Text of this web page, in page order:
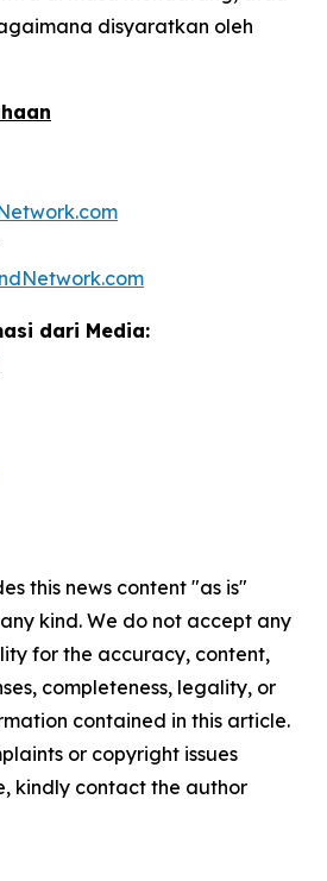
disyaratkan oleh
dari Media:
this news content "as is"
kind. We do not accept any
for the accuracy, content,
completeness, legality, or
contained in this article.
or copyright issues
kindly contact the author